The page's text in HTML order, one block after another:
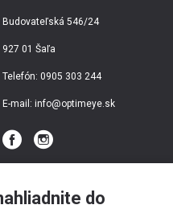
Budovateľská 546/24
927 01 Šaľa
Telefón: 0905 303 244
E-mail: info@optimeye.sk
do